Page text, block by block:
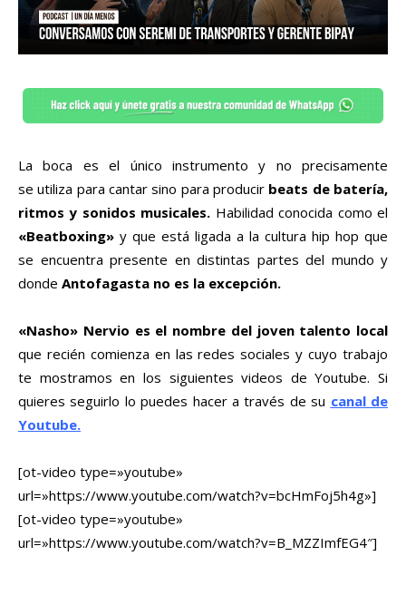
La boca es el único instrumento y no precisamente
se utiliza para cantar sino para producir beats de batería,
ritmos y sonidos musicales. Habilidad conocida como el
«Beatboxing» y que está ligada a la cultura hip hop que
se encuentra presente en distintas partes del mundo y
donde Antofagasta no es la excepción.
«Nasho» Nervio es el nombre del joven talento local
que recién comienza en las redes sociales y cuyo trabajo
te mostramos en los siguientes videos de Youtube. Si
quieres seguirlo lo puedes hacer a través de su canal de
Youtube.
[ot-video type=»youtube»
url=»https://www.youtube.com/watch?v=bcHmFoj5h4g»]
[ot-video type=»youtube»
url=»https://www.youtube.com/watch?v=B_MZZImfEG4″]